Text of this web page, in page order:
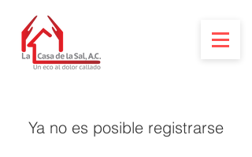
Ya no es posible registrarse